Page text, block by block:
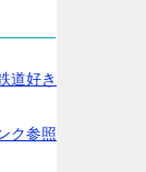
道好き
ク参照